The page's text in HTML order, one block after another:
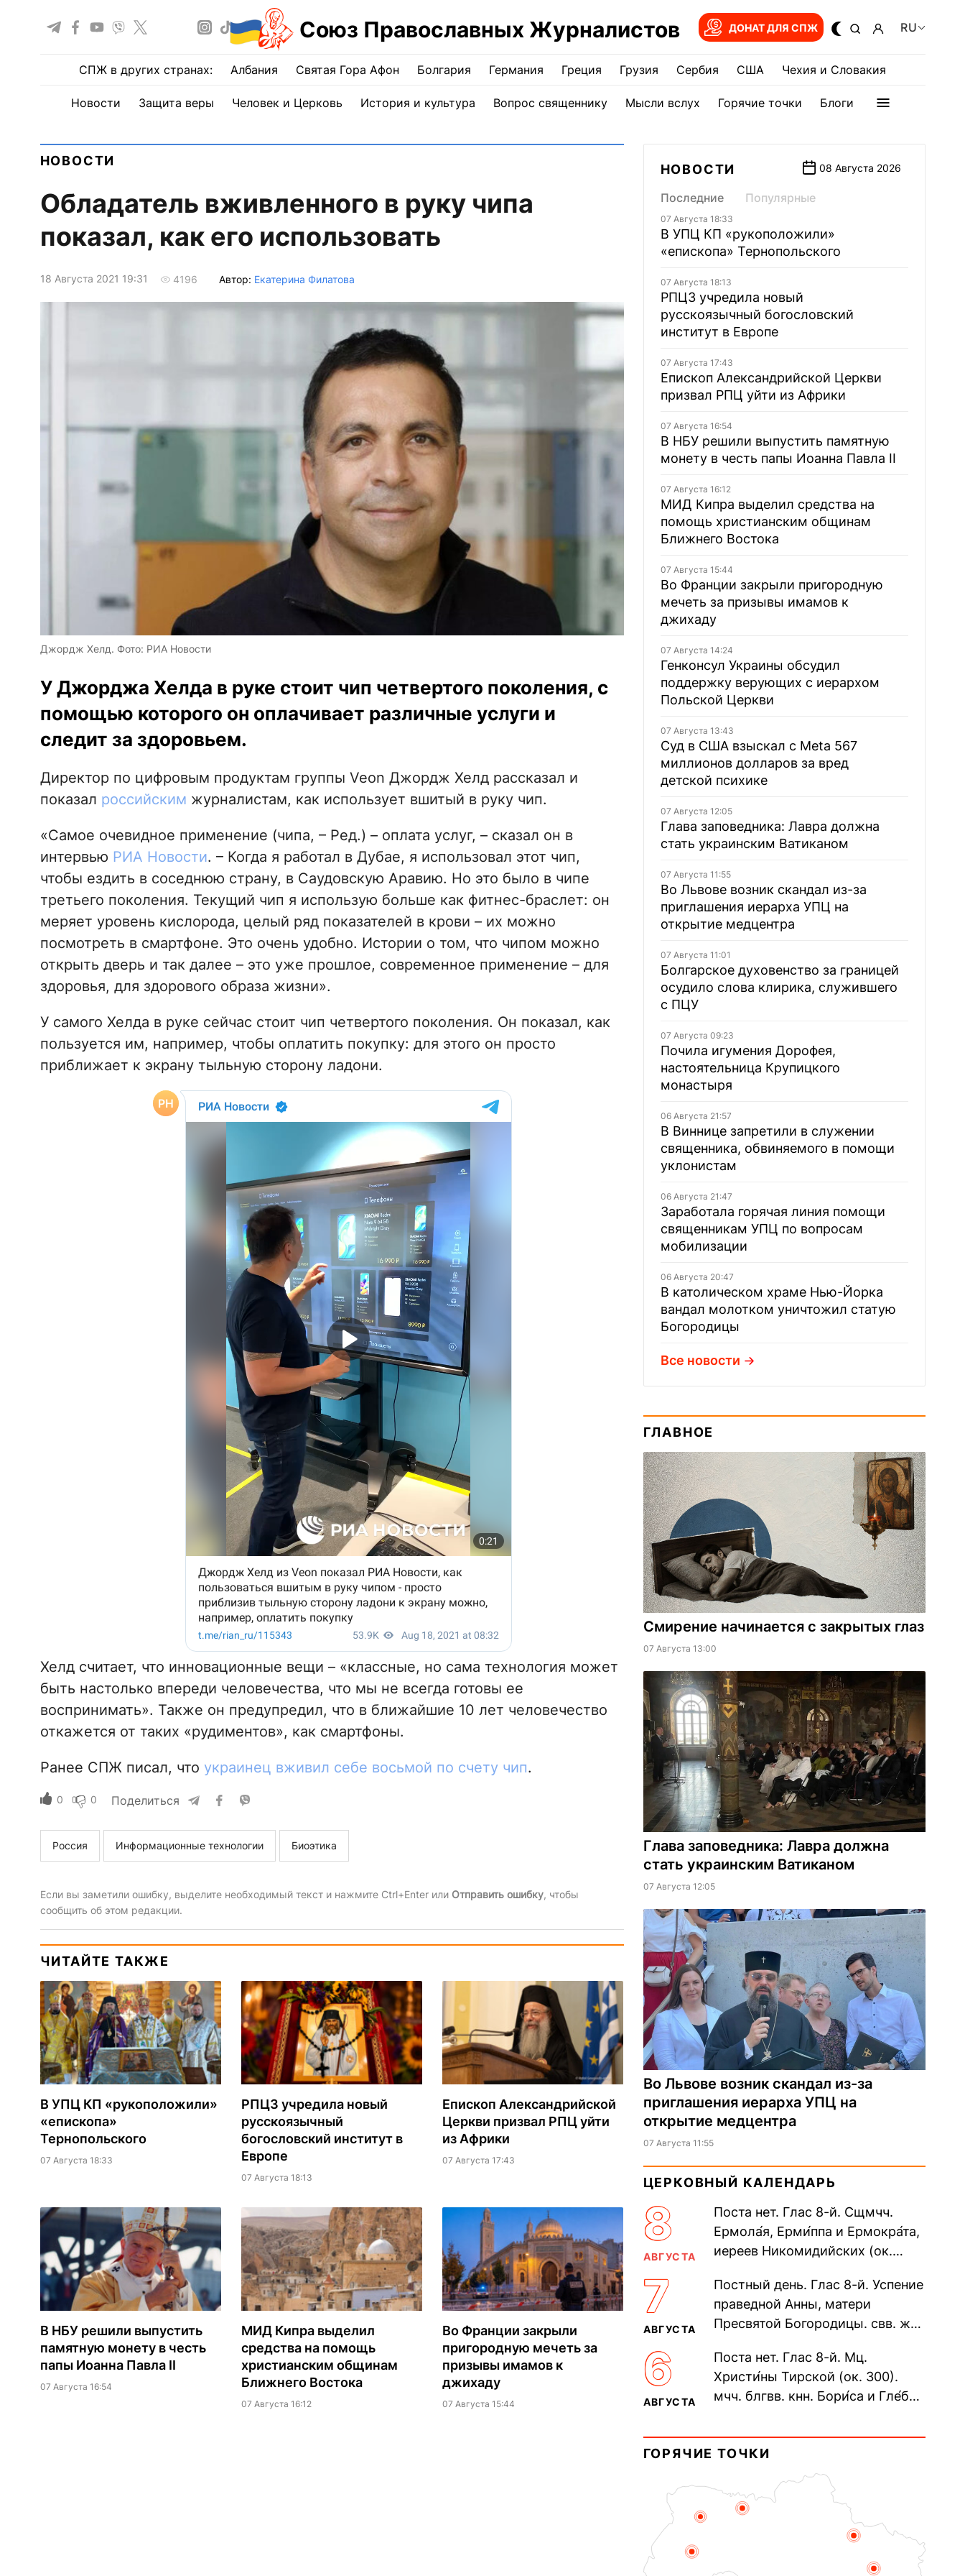
Союз Православных Журналистов ДОНАТ ДЛЯ СПЖ RU
СПЖ в других странах: Албания Святая Гора Афон Болгария Германия Греция Грузия Сербия США Чехия и Словакия
Новости Защита веры Человек и Церковь История и культура Вопрос священнику Мысли вслух Горячие точки Блоги
НОВОСТИ
Обладатель вживленного в руку чипа
показал, как его использовать
18 Августа 2021 19:31 4196 Автор: Екатерина Филатова
Джордж Хелд. Фото: РИА Новости
У Джорджа Хелда в руке стоит чип четвертого поколения, с
помощью которого он оплачивает различные услуги и
следит за здоровьем.
Директор по цифровым продуктам группы Veon Джордж Хелд рассказал и
показал российским журналистам, как использует вшитый в руку чип.
«Самое очевидное применение (чипа, – Ред.) – оплата услуг, – сказал он в
интервью РИА Новости. – Когда я работал в Дубае, я использовал этот чип,
чтобы ездить в соседнюю страну, в Саудовскую Аравию. Но это было в чипе
третьего поколения. Текущий чип я использую больше как фитнес-браслет: он
меряет уровень кислорода, целый ряд показателей в крови – их можно
посмотреть в смартфоне. Это очень удобно. Истории о том, что чипом можно
открыть дверь и так далее – это уже прошлое, современное применение – для
здоровья, для здорового образа жизни».
У самого Хелда в руке сейчас стоит чип четвертого поколения. Он показал, как
пользуется им, например, чтобы оплатить покупку: для этого он просто
приближает к экрану тыльную сторону ладони.
Хелд считает, что инновационные вещи – «классные, но сама технология может
быть настолько впереди человечества, что мы не всегда готовы ее
воспринимать». Также он предупредил, что в ближайшие 10 лет человечество
откажется от таких «рудиментов», как смартфоны.
Ранее СПЖ писал, что украинец вживил себе восьмой по счету чип.
0 0 Поделиться
Россия Информационные технологии Биоэтика
Если вы заметили ошибку, выделите необходимый текст и нажмите Ctrl+Enter или Отправить ошибку, чтобы
сообщить об этом редакции.
ЧИТАЙТЕ ТАКЖЕ
В УПЦ КП «рукоположили»
«епископа»
Тернопольского
07 Августа 18:33
РПЦЗ учредила новый
русскоязычный
богословский институт в
Европе
07 Августа 18:13
Епископ Александрийской
Церкви призвал РПЦ уйти
из Африки
07 Августа 17:43
В НБУ решили выпустить
памятную монету в честь
папы Иоанна Павла II
07 Августа 16:54
МИД Кипра выделил
средства на помощь
христианским общинам
Ближнего Востока
07 Августа 16:12
Во Франции закрыли
пригородную мечеть за
призывы имамов к
джихаду
07 Августа 15:44
НОВОСТИ 08 Августа 2026
Последние Популярные
07 Августа 18:33
В УПЦ КП «рукоположили»
«епископа» Тернопольского
07 Августа 18:13
РПЦЗ учредила новый
русскоязычный богословский
институт в Европе
07 Августа 17:43
Епископ Александрийской Церкви
призвал РПЦ уйти из Африки
07 Августа 16:54
В НБУ решили выпустить памятную
монету в честь папы Иоанна Павла II
07 Августа 16:12
МИД Кипра выделил средства на
помощь христианским общинам
Ближнего Востока
07 Августа 15:44
Во Франции закрыли пригородную
мечеть за призывы имамов к
джихаду
07 Августа 14:24
Генконсул Украины обсудил
поддержку верующих с иерархом
Польской Церкви
07 Августа 13:43
Суд в США взыскал с Meta 567
миллионов долларов за вред
детской психике
07 Августа 12:05
Глава заповедника: Лавра должна
стать украинским Ватиканом
07 Августа 11:55
Во Львове возник скандал из-за
приглашения иерарха УПЦ на
открытие медцентра
07 Августа 11:01
Болгарское духовенство за границей
осудило слова клирика, служившего
с ПЦУ
07 Августа 09:23
Почила игумения Дорофея,
настоятельница Крупицкого
монастыря
06 Августа 21:57
В Виннице запретили в служении
священника, обвиняемого в помощи
уклонистам
06 Августа 21:47
Заработала горячая линия помощи
священникам УПЦ по вопросам
мобилизации
06 Августа 20:47
В католическом храме Нью-Йорка
вандал молотком уничтожил статую
Богородицы
Все новости
ГЛАВНОЕ
Смирение начинается с закрытых глаз
07 Августа 13:00
Глава заповедника: Лавра должна
стать украинским Ватиканом
07 Августа 12:05
Во Львове возник скандал из-за
приглашения иерарха УПЦ на
открытие медцентра
07 Августа 11:55
ЦЕРКОВНЫЙ КАЛЕНДАРЬ
8
АВГУСТА
Поста нет. Глас 8-й. Сщмчч.
Ермола́я, Ерми́ппа и Ермокра́та,
иереев Никомидийских (ок.
Печерского, в Ближних
пещерах...
7
АВГУСТА
Постный день. Глас 8-й. Успение
праведной Анны, матери
Пресвятой Богородицы. свв. жен
прп. Евпракси́и девы,...
6
АВГУСТА
Поста нет. Глас 8-й. Мц.
Христи́ны Тирской (ок. 300).
мчч. блгвв. кнн. Бори́са и Гле́ба,
Дави́да (1015). Прп....
ГОРЯЧИЕ ТОЧКИ